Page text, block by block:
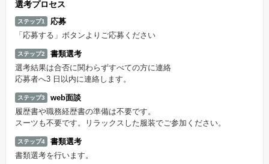
選考プロセス
ステップ1
応募
「応募する」ボタンよりご応募ください
ステップ2
書類選考
選考結果は合否に関わらずすべての方に連絡
応募者へ3 日以内に連絡します。
ステップ3
web面談
履歴書や職務経歴書の準備は不要です。
スーツも不要です。リラックスした服装でご参加ください。
ステップ4
書類選考
書類選考を行います。